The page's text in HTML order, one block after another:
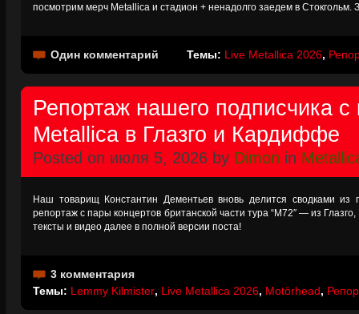
посмотрим мерч Metallica и стадион + ненадолго заедем в Стокгольм.
Один комментарий Темы: Live Metallica 2026,
Репортаж нашего подписчика с
Metallica в Глазго и Кардиффе
Posted on июля 5, 2026 by Dimon in
Наш товарищ Константин Дементьев вновь делится сводками из
репортаж с пары концертов британской части тура “М72″ — из
тексты и видео далее в полной версии поста!
3 комментария
Темы: Lemmy Kilmister, Live Metallica 2026, Motörhead,